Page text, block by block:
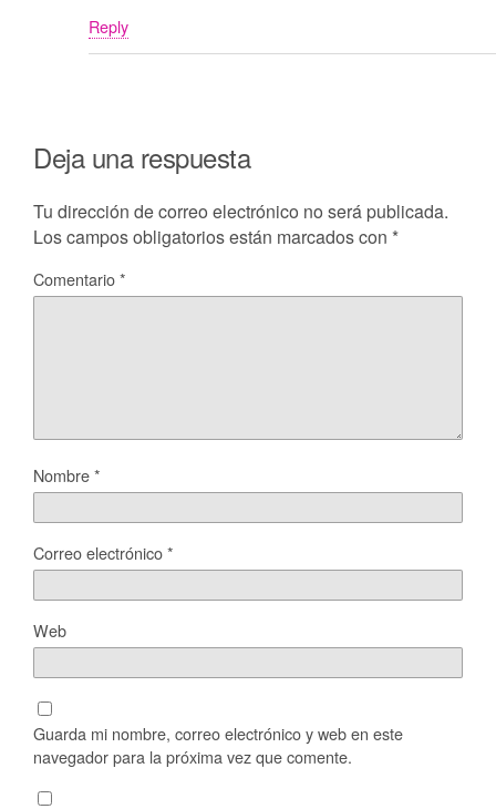
Reply
Deja una respuesta
Tu dirección de correo electrónico no será publicada.
Los campos obligatorios están marcados con *
Comentario*
Nombre*
Correo electrónico*
Web
Guarda mi nombre, correo electrónico y web en este
navegador para la próxima vez que comente.